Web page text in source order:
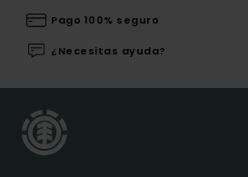
Pago 100% seguro
¿Necesitas ayuda?